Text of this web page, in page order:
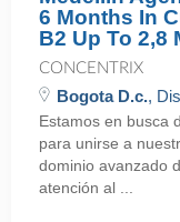
6 Months In
B2 Up To 2,8
CONCENTRIX
Bogota D.c.,
Estamos en busca
para unirse a
dominio avanzado
atención al ...